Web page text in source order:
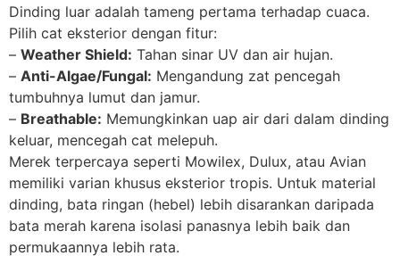
Dinding luar adalah tameng pertama terhadap cuaca.
Pilih cat eksterior dengan fitur:
– Weather Shield: Tahan sinar UV dan air hujan.
– Anti-Algae/Fungal: Mengandung zat pencegah
tumbuhnya lumut dan jamur.
– Breathable: Memungkinkan uap air dari dalam dinding
keluar, mencegah cat melepuh.
Merek terpercaya seperti Mowilex, Dulux, atau Avian
memiliki varian khusus eksterior tropis. Untuk material
dinding, bata ringan (hebel) lebih disarankan daripada
bata merah karena isolasi panasnya lebih baik dan
permukaannya lebih rata.